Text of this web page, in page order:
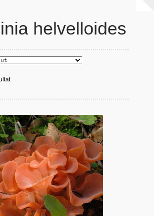
helvelloides